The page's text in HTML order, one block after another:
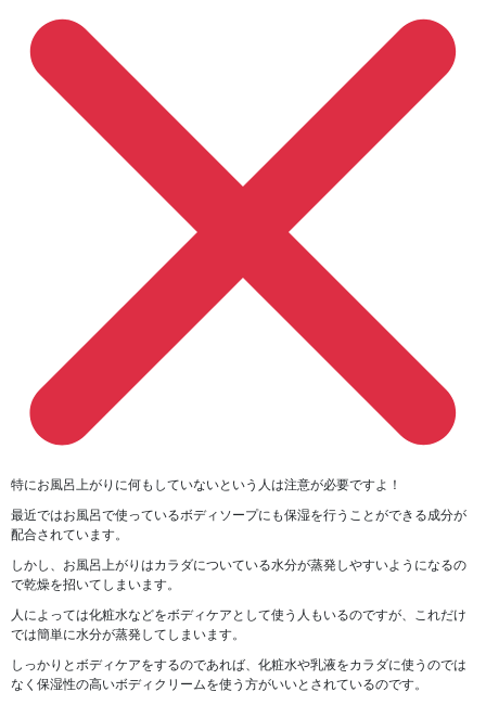
特にお風呂上がりに何もしていないという人は注意が必要ですよ！
最近ではお風呂で使っているボディソープにも保湿を行うことができる成分が
配合されています。
しかし、 お風呂上がりはカラダについている水分が蒸発しやすいようになるの
で乾燥を招いてしまいます。
人によっては化粧水などをボディケアとして使う人もいるのですが、これだけ
では簡単に水分が蒸発してしまいます。
しっかりとボディケアをするのであれば、 化粧水や乳液をカラダに使うのでは
なく保湿性の高いボディクリームを使う方がいいとされているのです。